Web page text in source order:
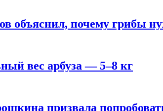
объяснил, почему грибы
вес арбуза — 5–8 кг
призвала